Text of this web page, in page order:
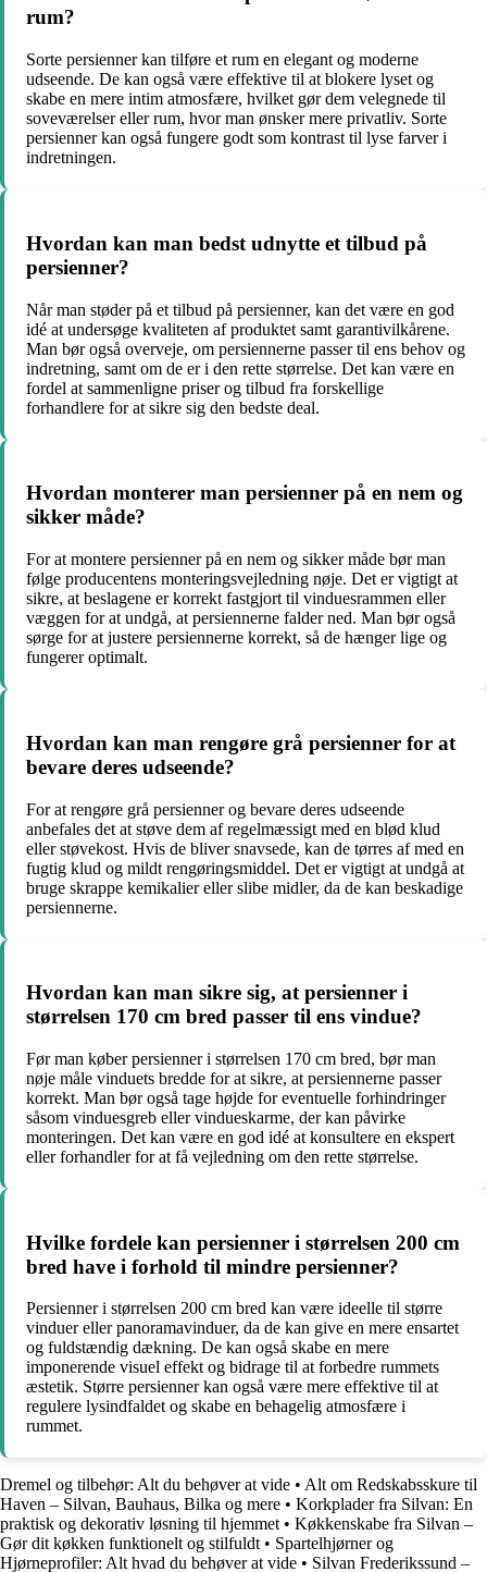
rum?
Sorte persienner kan tilføre et rum en elegant og moderne
udseende. De kan også være effektive til at blokere lyset og
skabe en mere intim atmosfære, hvilket gør dem velegnede til
soveværelser eller rum, hvor man ønsker mere privatliv. Sorte
persienner kan også fungere godt som kontrast til lyse farver i
indretningen.
Hvordan kan man bedst udnytte et tilbud på
persienner?
Når man støder på et tilbud på persienner, kan det være en god
idé at undersøge kvaliteten af produktet samt garantivilkårene.
Man bør også overveje, om persiennerne passer til ens behov og
indretning, samt om de er i den rette størrelse. Det kan være en
fordel at sammenligne priser og tilbud fra forskellige
forhandlere for at sikre sig den bedste deal.
Hvordan monterer man persienner på en nem og
sikker måde?
For at montere persienner på en nem og sikker måde bør man
følge producentens monteringsvejledning nøje. Det er vigtigt at
sikre, at beslagene er korrekt fastgjort til vinduesrammen eller
væggen for at undgå, at persiennerne falder ned. Man bør også
sørge for at justere persiennerne korrekt, så de hænger lige og
fungerer optimalt.
Hvordan kan man rengøre grå persienner for at
bevare deres udseende?
For at rengøre grå persienner og bevare deres udseende
anbefales det at støve dem af regelmæssigt med en blød klud
eller støvekost. Hvis de bliver snavsede, kan de tørres af med en
fugtig klud og mildt rengøringsmiddel. Det er vigtigt at undgå at
bruge skrappe kemikalier eller slibe midler, da de kan beskadige
persiennerne.
Hvordan kan man sikre sig, at persienner i
størrelsen 170 cm bred passer til ens vindue?
Før man køber persienner i størrelsen 170 cm bred, bør man
nøje måle vinduets bredde for at sikre, at persiennerne passer
korrekt. Man bør også tage højde for eventuelle forhindringer
såsom vinduesgreb eller vindueskarme, der kan påvirke
monteringen. Det kan være en god idé at konsultere en ekspert
eller forhandler for at få vejledning om den rette størrelse.
Hvilke fordele kan persienner i størrelsen 200 cm
bred have i forhold til mindre persienner?
Persienner i størrelsen 200 cm bred kan være ideelle til større
vinduer eller panoramavinduer, da de kan give en mere ensartet
og fuldstændig dækning. De kan også skabe en mere
imponerende visuel effekt og bidrage til at forbedre rummets
æstetik. Større persienner kan også være mere effektive til at
regulere lysindfaldet og skabe en behagelig atmosfære i
rummet.
Dremel og tilbehør: Alt du behøver at vide • Alt om Redskabsskure til
Haven – Silvan, Bauhaus, Bilka og mere • Korkplader fra Silvan: En
praktisk og dekorativ løsning til hjemmet • Køkkenskabe fra Silvan –
Gør dit køkken funktionelt og stilfuldt • Spartelhjørner og
Hjørneprofiler: Alt hvad du behøver at vide • Silvan Frederikssund –